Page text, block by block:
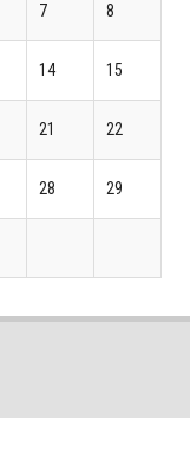
7 8
14 15
21 22
28 29